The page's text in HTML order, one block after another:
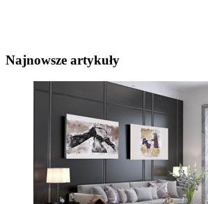
Najnowsze artykuły